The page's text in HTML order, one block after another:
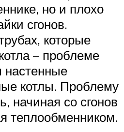
но и плохо
сгонов.
которые
– проблеме
настенные
котлы. Проблему
начиная со сгонов
теплообменником.